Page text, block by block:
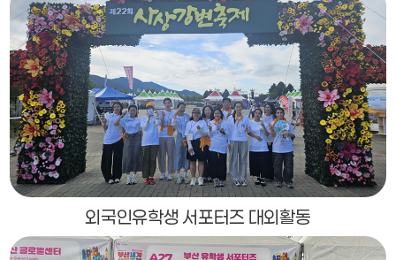
외국인유학생 서포터즈 대외활동